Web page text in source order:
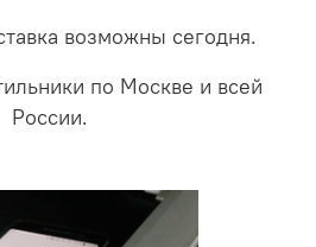
возможны сегодня.
по Москве и всей
России.